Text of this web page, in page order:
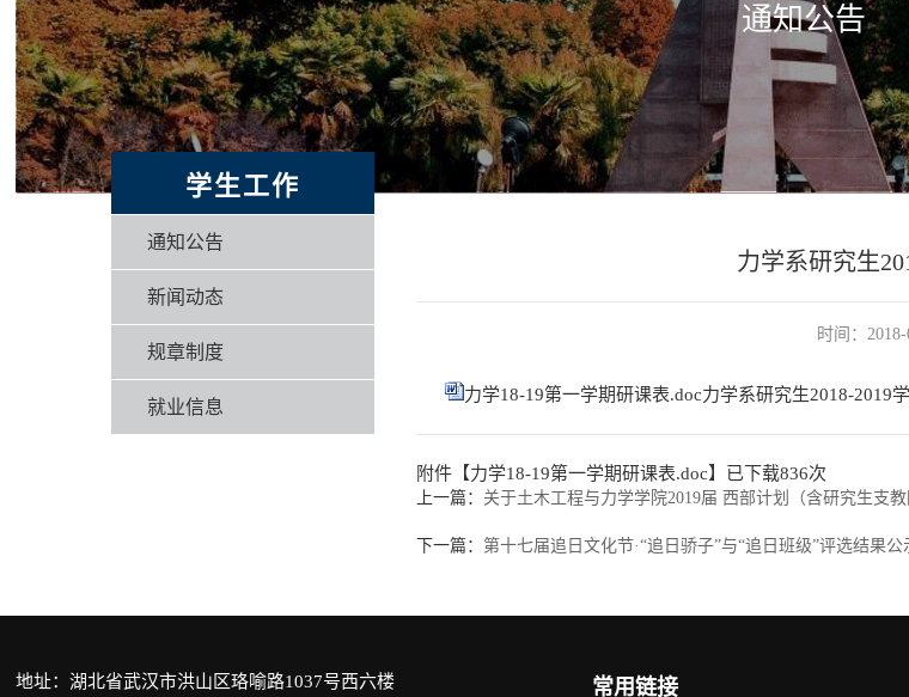
通知公告
学生工作
通知公告
新闻动态
规章制度
就业信息
力学系研究生
时间：
力学18-19第一学期研课表.doc力学系研究生2018-2019
附件【力学18-19第一学期研课表.doc】已下载836次
上一篇： 关于土木工程与力学学院2019届 西部计划（含研究生支
下一篇： 第十七届追日文化节·“追日骄子”与“追日班级”评选结果公
地址：湖北省武汉市洪山区珞喻路1037号西六楼 常用链接